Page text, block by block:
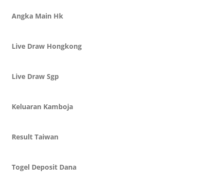
Angka Main Hk
Live Draw Hongkong
Live Draw Sgp
Keluaran Kamboja
Result Taiwan
Togel Deposit Dana